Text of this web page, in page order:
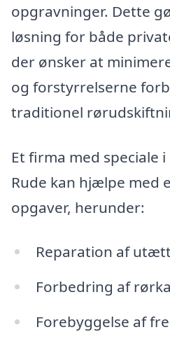
opgravninger. Dette
løsning for både
der ønsker at
og forstyrrelserne
traditionel
Et firma med speciale
Rude kan hjælpe med
opgaver, herunder:
Reparation af
Forbedring af
Forebyggelse af